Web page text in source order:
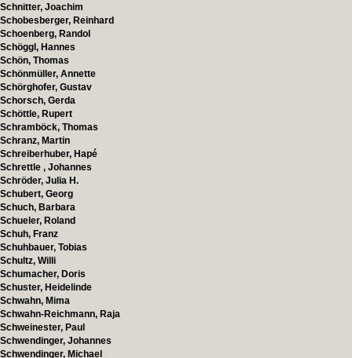
Schnitter, Joachim
Schobesberger, Reinhard
Schoenberg, Randol
Schöggl, Hannes
Schön, Thomas
Schönmüller, Annette
Schörghofer, Gustav
Schorsch, Gerda
Schöttle, Rupert
Schramböck, Thomas
Schranz, Martin
Schreiberhuber, Hapé
Schrettle , Johannes
Schröder, Julia H.
Schubert, Georg
Schuch, Barbara
Schueler, Roland
Schuh, Franz
Schuhbauer, Tobias
Schultz, Willi
Schumacher, Doris
Schuster, Heidelinde
Schwahn, Mima
Schwahn-Reichmann, Raja
Schweinester, Paul
Schwendinger, Johannes
Schwendinger, Michael